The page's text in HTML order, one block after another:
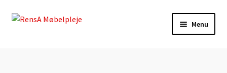
Spring
Spring
Menu